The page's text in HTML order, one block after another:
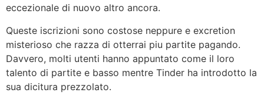
eccezionale di nuovo altro ancora.
Queste iscrizioni sono costose neppure e excretion
misterioso che razza di otterrai piu partite pagando.
Davvero, molti utenti hanno appuntato come il loro
talento di partite e basso mentre Tinder ha introdotto la
sua dicitura prezzolato.